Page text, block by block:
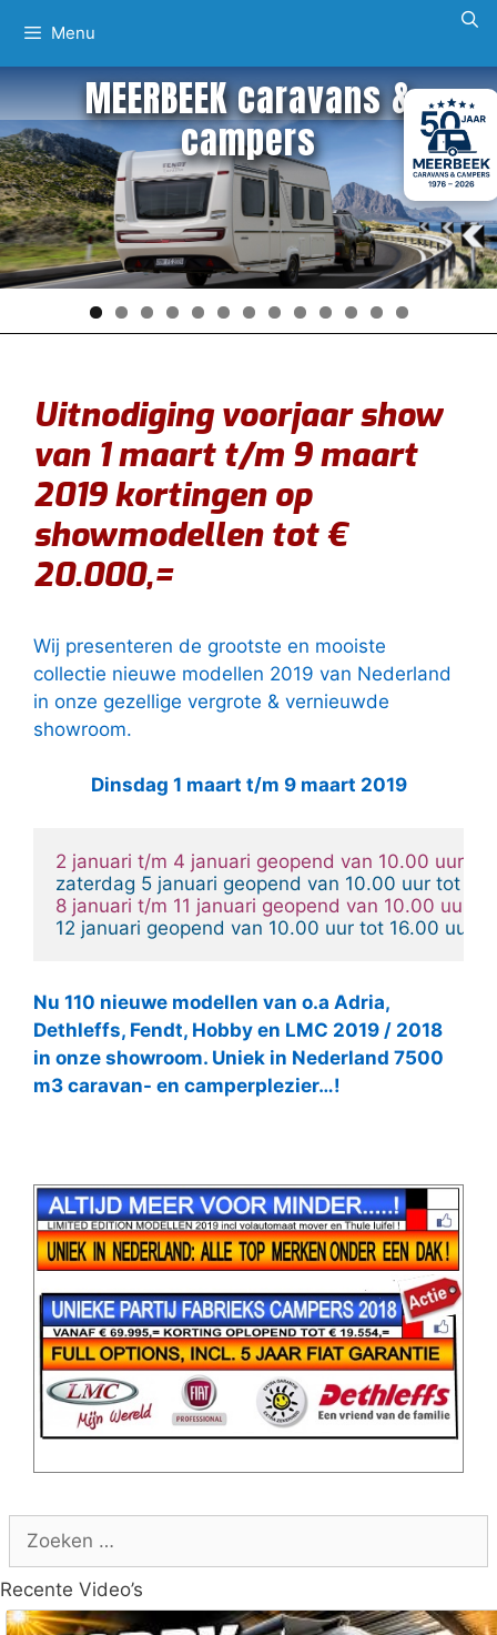
naar
de
inhoud
Menu
MEERBEEK caravans &
campers
Uitnodiging voorjaar show
van 1 maart t/m 9 maart
2019 kortingen op
showmodellen tot €
20.000,=
Wij presenteren de grootste en mooiste
collectie nieuwe modellen 2019 van Nederland
in onze gezellige vergrote & vernieuwde
showroom.
Dinsdag 1 maart t/m 9 maart 2019
2 januari t/m 4 januari geopend van 10.00 uur tot
zaterdag 5 januari geopend van 10.00 uur tot
8 januari t/m 11 januari geopend van 10.00 uur
12 januari geopend van 10.00 uur tot 16.00 uur
Nu 110 nieuwe modellen van o.a Adria,
Dethleffs, Fendt, Hobby en LMC 2019 / 2018
in onze showroom. Uniek in Nederland 7500
m3 caravan- en camperplezier…!
Zoek
Recente Video’s